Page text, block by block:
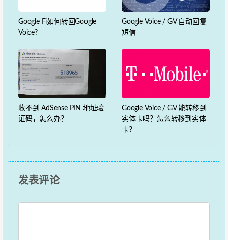
Google Fi如何转回Google
Voice?
Google Voice / GV 自动回复
短信
收不到 AdSense PIN 地址验
证码，怎么办？
Google Voice / GV 能转移到
实体卡吗？怎么转移到实体
卡？
发表评论